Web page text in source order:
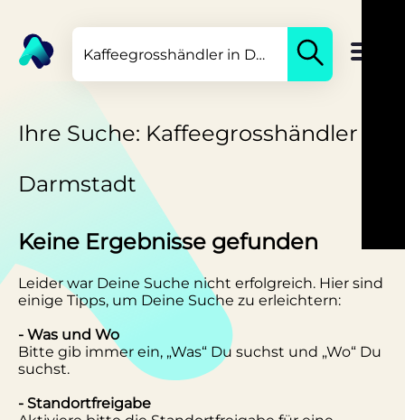
Ihre Suche: Kaffeegrosshändler in
Darmstadt
Keine Ergebnisse gefunden
Leider war Deine Suche nicht erfolgreich. Hier sind
einige Tipps, um Deine Suche zu erleichtern:
- Was und Wo
Bitte gib immer ein, „Was“ Du suchst und „Wo“ Du
suchst.
- Standortfreigabe